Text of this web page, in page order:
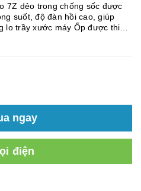
7Z dẻo trong chống sốc được
suốt, độ đàn hồi cao, giúp
lo trầy xước máy Ốp được thiết
ngay
điện